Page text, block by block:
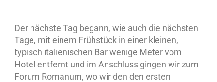
Der nächste Tag begann, wie auch die nächsten
Tage, mit einem Frühstück in einer kleinen,
typisch italienischen Bar wenige Meter vom
Hotel entfernt und im Anschluss gingen wir zum
Forum Romanum, wo wir den den ersten